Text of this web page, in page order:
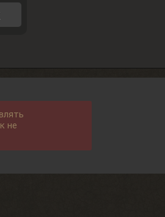
не